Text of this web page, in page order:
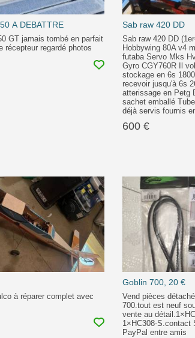
A DEBATTRE
GT jamais tombé en parfait
récepteur regardé photos
Sab raw 420 DD
Sab raw 420 DD
Hobbywing 80A v4
futaba Servo Mks
Gyro CGY760R Il
stockage en 6s
recevoir jusqu'à 6s
atterissage en Petg
sachet emballé
déjà servis fournis
600 €
à réparer complet avec
Goblin 700, 20 €
Vend pièces
700.tout est neuf
vente au
1×HC308-S.contact
PayPal entre amis